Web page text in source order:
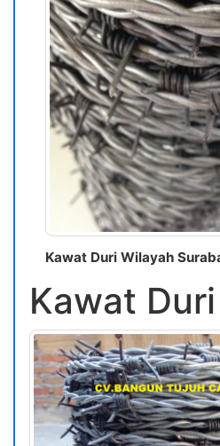
Kawat Duri Wilayah
Kawat Duri